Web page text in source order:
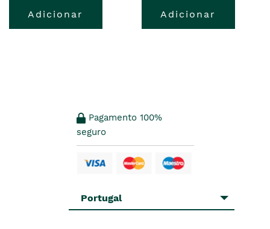
Adicionar Adicionar
Pagamento 100%
seguro
Portugal